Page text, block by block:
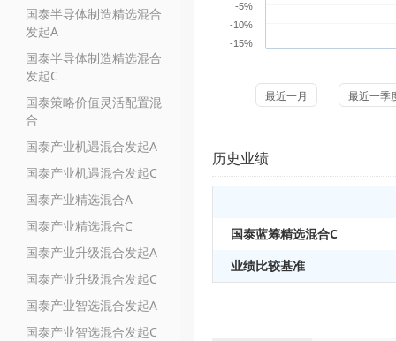
国泰半导体制造精选混合
发起A
国泰半导体制造精选混合
发起C
国泰策略价值灵活配置混
合
国泰产业机遇混合发起A
国泰产业机遇混合发起C
国泰产业精选混合A
国泰产业精选混合C
国泰产业升级混合发起A
国泰产业升级混合发起C
国泰产业智选混合发起A
国泰产业智选混合发起C
-15%
-10%
-5%
最近一月 最近一季
历史业绩
国泰蓝筹精选混合C
业绩比较基准